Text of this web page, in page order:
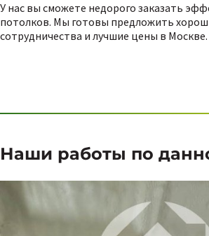
У нас вы сможете недорого заказать
потолков. Мы готовы предложить
сотрудничества и лучшие цены в Москве.
Наши работы по